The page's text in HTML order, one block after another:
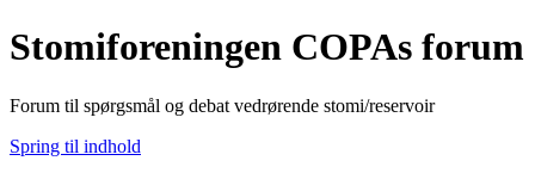
Stomiforeningen COPAs forum
Forum til spørgsmål og debat vedrørende stomi/reservoir
Spring til indhold